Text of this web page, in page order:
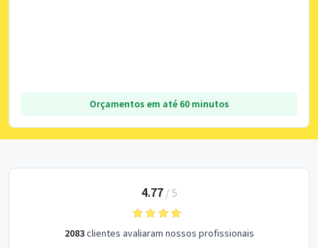
Orçamentos em até 60 minutos
4.77/ 5
2083clientes avaliaram nossos profissionais